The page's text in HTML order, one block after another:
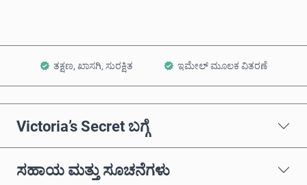
ತಕ್ಷಣ, ಖಾಸಗಿ, ಸುರಕ್ಷಿತ ಇಮೇಲ್ ಮೂಲಕ ವಿತರಣೆ
Victoria’s Secret ಬಗ್ಗೆ
ಸಹಾಯ ಮತ್ತು ಸೂಚನೆಗಳು